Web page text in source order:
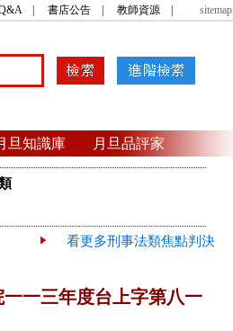
| 書店公告 教師資源 sitemap
旦知識庫 月旦品評家
看更多刑事法類焦點判決
一三年度台上字第八一